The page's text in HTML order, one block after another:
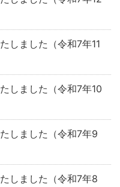
しました（令和7年11
しました（令和7年10
しました（令和7年9
しました（令和7年8